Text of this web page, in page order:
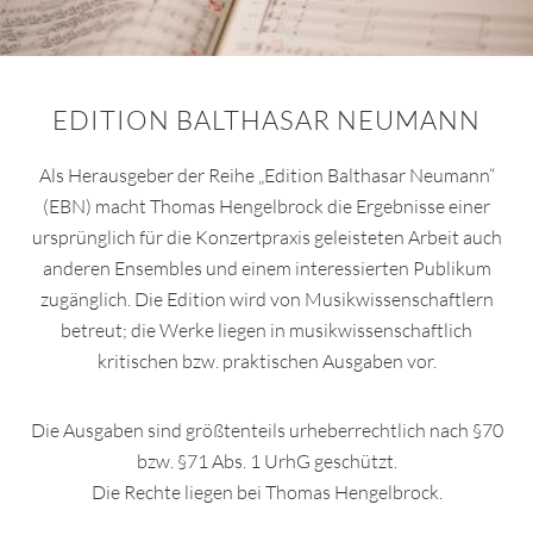
EDITION BALTHASAR NEUMANN
Als Herausgeber der Reihe „Edition Balthasar Neumann“
(EBN) macht Thomas Hengelbrock die Ergebnisse einer
ursprünglich für die Konzertpraxis geleisteten Arbeit auch
anderen Ensembles und einem interessierten Publikum
zugänglich. Die Edition wird von Musikwissenschaftlern
betreut; die Werke liegen in musikwissenschaftlich
kritischen bzw. praktischen Ausgaben vor.
Die Ausgaben sind größtenteils urheberrechtlich nach §70
bzw. §71 Abs. 1 UrhG geschützt.
Die Rechte liegen bei Thomas Hengelbrock.